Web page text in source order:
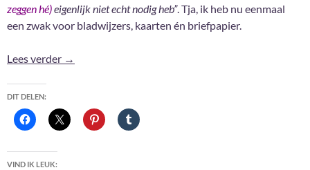
zeggen hé)eigenlijk niet echt nodig heb”. Tja, ik heb nu eenmaal
een zwak voor bladwijzers, kaarten én briefpapier.
Lees verder Reclame zonder sponsoring : Amay Sancha
→
DIT DELEN:
VIND IK LEUK: